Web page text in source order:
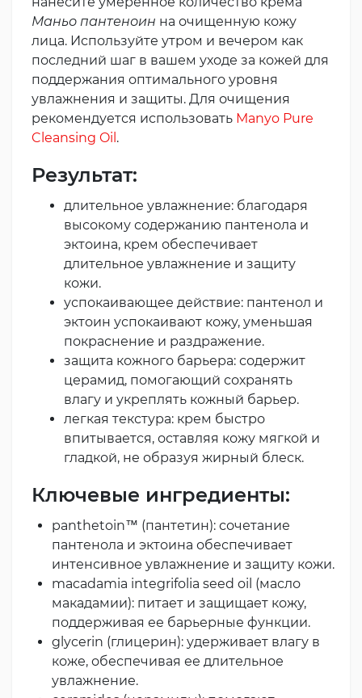
Маньо пантеноин на очищенную кожу
лица. Используйте утром и вечером как
последний шаг в вашем уходе за кожей для
поддержания оптимального уровня
увлажнения и защиты. Для очищения
рекомендуется использовать Manyo Pure
Cleansing Oil .
Результат:
длительное увлажнение: благодаря
высокому содержанию пантенола и
эктоина, крем обеспечивает
длительное увлажнение и защиту
кожи.
успокаивающее действие: пантенол и
эктоин успокаивают кожу, уменьшая
покраснение и раздражение.
защита кожного барьера: содержит
церамид, помогающий сохранять
влагу и укреплять кожный барьер.
легкая текстура: крем быстро
впитывается, оставляя кожу мягкой и
гладкой, не образуя жирный блеск.
Ключевые ингредиенты:
panthetoin™ (пантетин): сочетание
пантенола и эктоина обеспечивает
интенсивное увлажнение и защиту кожи.
macadamia integrifolia seed oil (масло
макадамии): питает и защищает кожу,
поддерживая ее барьерные функции.
glycerin (глицерин): удерживает влагу в
коже, обеспечивая ее длительное
увлажнение.